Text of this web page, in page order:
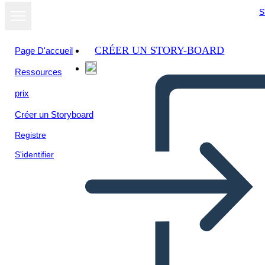
Page D'accueil
Ressources
prix
Créer un Storyboard
Registre
S'identifier
CRÉER UN STORY-BOARD
Afficher sous
forme de